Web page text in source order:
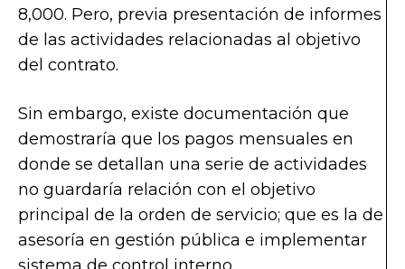
8,000. Pero, previa presentación de informes
de las actividades relacionadas al objetivo
del contrato.
Sin embargo, existe documentación que
demostraría que los pagos mensuales en
donde se detallan una serie de actividades
no guardaría relación con el objetivo
principal de la orden de servicio; que es la de
asesoría en gestión pública e implementar
sistema de control interno.